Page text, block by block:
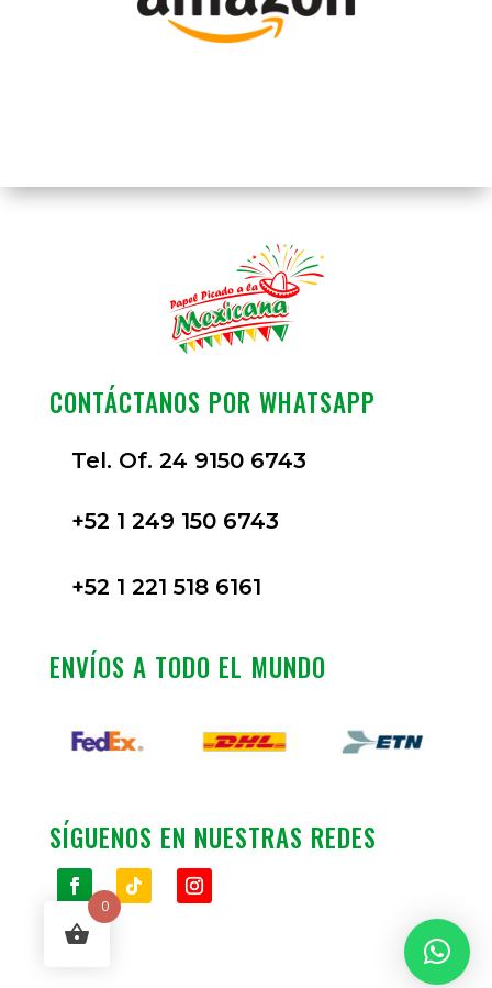
CONTÁCTANOS POR WHATSAPP
Tel. Of. 24 9150 6743
+52 1 249 150 6743
+52 1 221 518 6161
ENVÍOS A TODO EL MUNDO
SÍGUENOS EN NUESTRAS REDES
0